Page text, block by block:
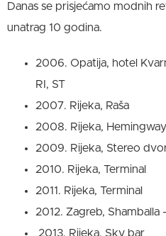
Danas se prisjećamo modnih
unatrag 10 godina.
2006. Opatija, hotel
RI, ST
2007. Rijeka, Raša
2008. Rijeka, Hemingway
2009. Rijeka, Stereo
2010. Rijeka, Terminal
2011. Rijeka, Terminal
2012. Zagreb, Shamballa
2013. Rijeka, Sky bar